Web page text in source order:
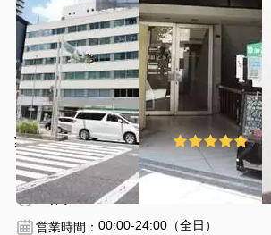
¥1680 〜 ¥2380 /時間 5.0
伏見駅 徒歩2分
愛知県名古屋市中区栄1-5-8
3時間〜
営業時間： 00:00-24:00（全日）